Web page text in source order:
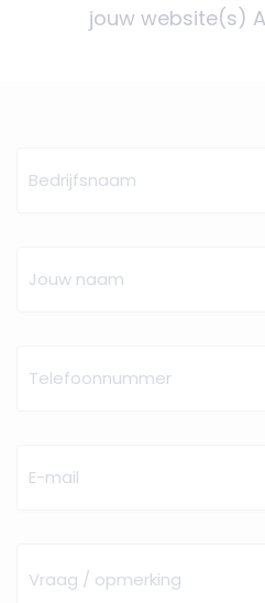
jouw website(s)